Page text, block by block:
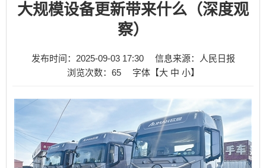
大规模设备更新带来什么（深度观
察）
发布时间：2025-09-03 17:30
信息来源：人民日报
浏览次数： 65 字体【大 中 小】